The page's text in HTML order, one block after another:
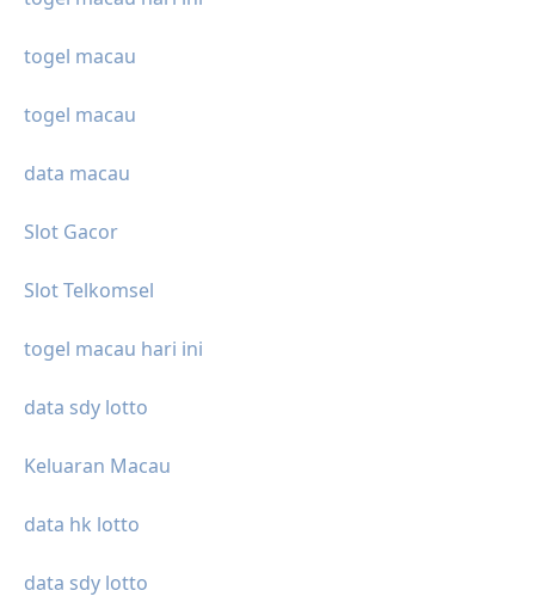
togel macau
togel macau
data macau
Slot Gacor
Slot Telkomsel
togel macau hari ini
data sdy lotto
Keluaran Macau
data hk lotto
data sdy lotto